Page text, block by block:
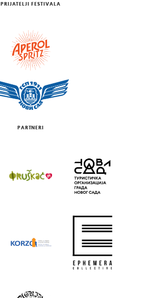
PRIJATELJI FESTIVALA
PARTNERI